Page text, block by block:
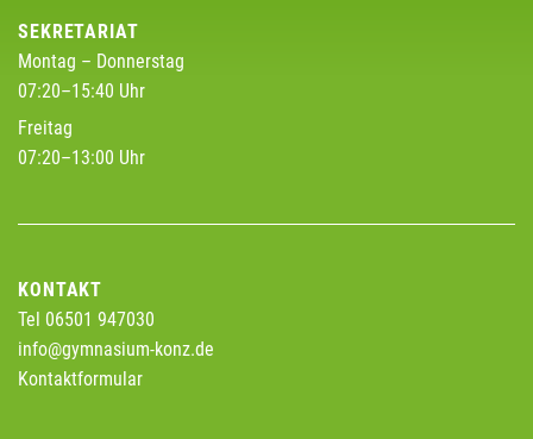
SEKRETARIAT
Montag – Donnerstag
07:20–15:40 Uhr
Freitag
07:20–13:00 Uhr
KONTAKT
Tel 06501 947030
info@gymnasium-konz.de
Kontaktformular